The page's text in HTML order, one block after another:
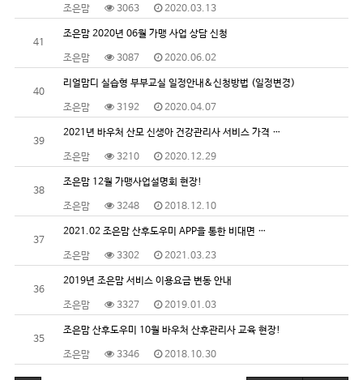
조은맘 3063 2020.03.13
41
조은맘 2020년 06월 가맹 사업 상담 신청
조은맘 3087 2020.06.02
40
리얼맘디 실습형 부부교실 일정안내&신청방법 (일정변경)
조은맘 3192 2020.04.07
39
2021년 바우처 산모 신생아 건강관리사 서비스 가격 …
조은맘 3210 2020.12.29
38
조은맘 12월 가맹사업설명회 현장!
조은맘 3248 2018.12.10
37
2021.02 조은맘 산후도우미 APP을 통한 비대면 …
조은맘 3302 2021.03.23
36
2019년 조은맘 서비스 이용요금 변동 안내
조은맘 3327 2019.01.03
35
조은맘 산후도우미 10월 바우처 산후관리사 교육 현장!
조은맘 3346 2018.10.30